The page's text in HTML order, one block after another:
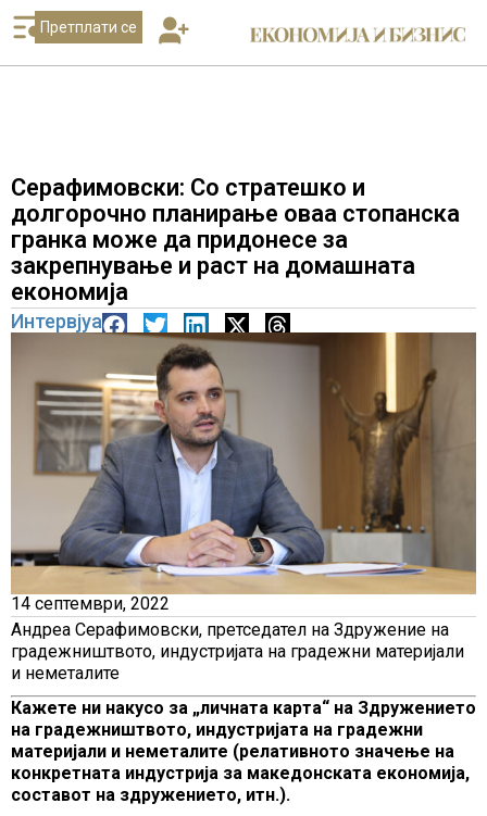
Претплати се
Серафимовски: Со стратешко и
долгорочно планирање оваа стопанска
гранка може да придонесе за
закрепнување и раст на домашната
економија
Интервјуа
14 септември, 2022
Андреа Серафимовски, претседател на Здружение на
градежништвото, индустријата на градежни материјали
и неметалите
Кажете ни накусо за „личната карта“ на Здружението
на градежништвото, индустријата на градежни
материјали и неметалите (релативното значење на
конкретната индустрија за македонската економија,
составот на здружението, итн.).